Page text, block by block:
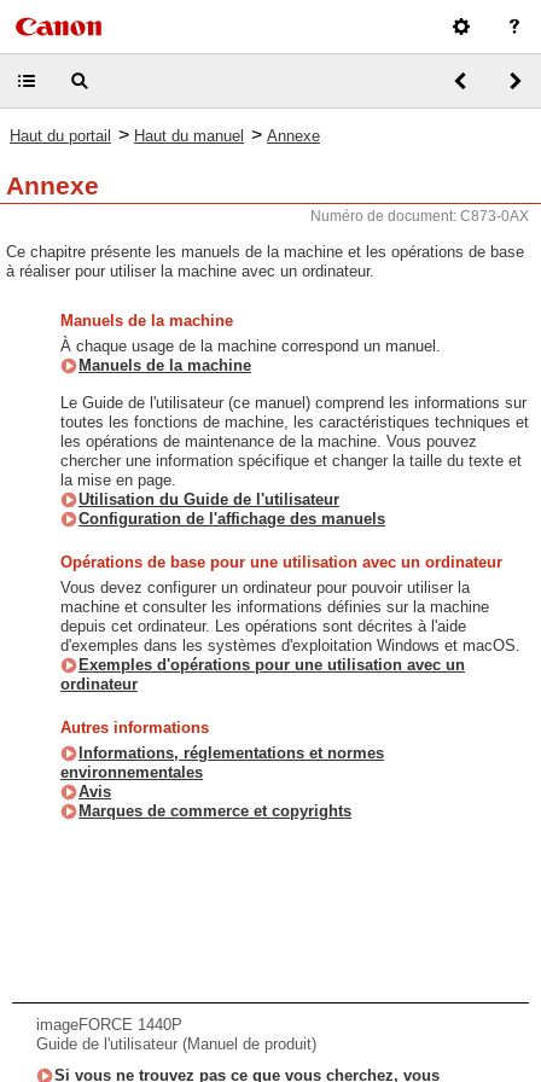
Haut du portail > Haut du manuel > Annexe
Annexe
Numéro de document: C873-0AX
Ce chapitre présente les manuels de la machine et les opérations de base
à réaliser pour utiliser la machine avec un ordinateur.
Manuels de la machine
À chaque usage de la machine correspond un manuel.
Manuels de la machine
Le Guide de l'utilisateur (ce manuel) comprend les informations sur
toutes les fonctions de machine, les caractéristiques techniques et
les opérations de maintenance de la machine. Vous pouvez
chercher une information spécifique et changer la taille du texte et
la mise en page.
Utilisation du Guide de l'utilisateur
Configuration de l'affichage des manuels
Opérations de base pour une utilisation avec un ordinateur
Vous devez configurer un ordinateur pour pouvoir utiliser la
machine et consulter les informations définies sur la machine
depuis cet ordinateur. Les opérations sont décrites à l'aide
d'exemples dans les systèmes d'exploitation Windows et macOS.
Exemples d'opérations pour une utilisation avec un
ordinateur
Autres informations
Informations, réglementations et normes
environnementales
Avis
Marques de commerce et copyrights
imageFORCE 1440P
Guide de l'utilisateur (Manuel de produit)
Si vous ne trouvez pas ce que vous cherchez, vous